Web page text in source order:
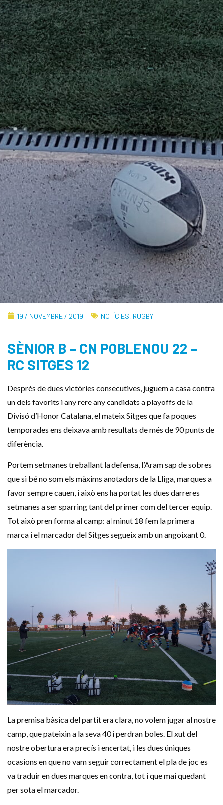
19 / NOVEMBRE / 2019 NOTÍCIES, RUGBY
SÈNIOR B – CN POBLENOU 22 –
RC SITGES 12
Després de dues victòries consecutives, juguem a casa contra
un dels favorits i any rere any candidats a playoffs de la
Divisó d’Honor Catalana, el mateix Sitges que fa poques
temporades ens deixava amb resultats de més de 90 punts de
diferència.
Portem setmanes treballant la defensa, l’Aram sap de sobres
que si bé no som els màxims anotadors de la Lliga, marques a
favor sempre cauen, i això ens ha portat les dues darreres
setmanes a ser sparring tant del primer com del tercer equip.
Tot això pren forma al camp: al minut 18 fem la primera
marca i el marcador del Sitges segueix amb un angoixant 0.
La premisa bàsica del partit era clara, no volem jugar al nostre
camp, que pateixin a la seva 40 i perdran boles. El xut del
nostre obertura era precís i encertat, i les dues úniques
ocasions en que no vam seguir correctament el pla de joc es
va traduir en dues marques en contra, tot i que mai quedant
per sota el marcador.